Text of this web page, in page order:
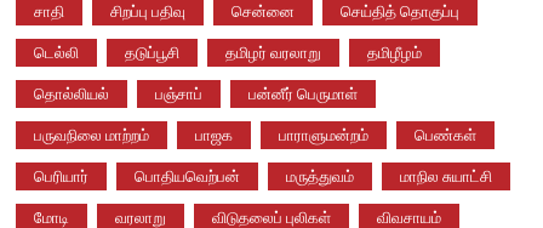
சாதி சிறப்பு பதிவு சென்னை செய்தித் தொகுப்பு
டெல்லி தடுப்பூசி தமிழர் வரலாறு தமிழீழம்
தொல்லியல் பஞ்சாப் பன்னீர் பெருமாள்
பருவநிலை மாற்றம் பாஜக பாராளுமன்றம் பெண்கள்
பெரியார் பொதியவெற்பன் மருத்துவம் மாநில சுயாட்சி
மோடி வரலாறு விடுதலைப் புலிகள் விவசாயம்